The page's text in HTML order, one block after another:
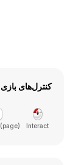
کنترل‌های بازی
Interact